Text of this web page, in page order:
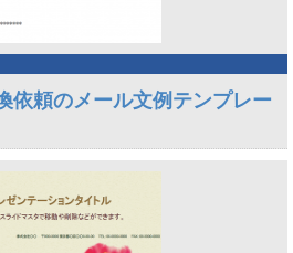
依頼のメール文例テンプレー